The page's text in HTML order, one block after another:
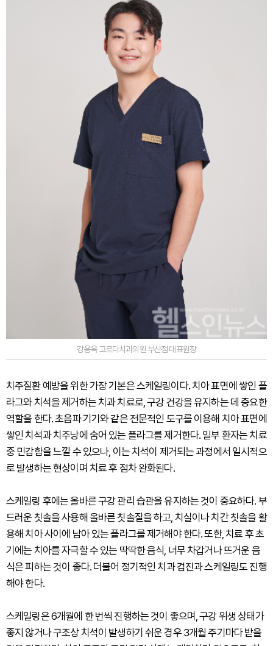
강용욱 고르다치과의원 부산점 대표원장
치주질환 예방을 위한 가장 기본은 스케일링이다. 치아 표면에 쌓인 플
라그와 치석을 제거하는 치과 치료로, 구강 건강을 유지하는 데 중요한
역할을 한다. 초음파 기기와 같은 전문적인 도구를 이용해 치아 표면에
쌓인 치석과 치주낭에 숨어 있는 플라그를 제거한다. 일부 환자는 치료
중 민감함을 느낄 수 있으나, 이는 치석이 제거되는 과정에서 일시적으
로 발생하는 현상이며 치료 후 점차 완화된다.
스케일링 후에는 올바른 구강 관리 습관을 유지하는 것이 중요하다. 부
드러운 칫솔을 사용해 올바른 칫솔질을 하고, 치실이나 치간 칫솔을 활
용해 치아 사이에 남아 있는 플라그를 제거해야 한다. 또한, 치료 후 초
기에는 치아를 자극할 수 있는 딱딱한 음식, 너무 차갑거나 뜨거운 음
식은 피하는 것이 좋다. 더불어 정기적인 치과 검진과 스케일링도 진행
해야 한다.
스케일링은 6개월에 한 번씩 진행하는 것이 좋으며, 구강 위생 상태가
좋지 않거나 구조상 치석이 발생하기 쉬운 경우 3개월 주기마다 받을